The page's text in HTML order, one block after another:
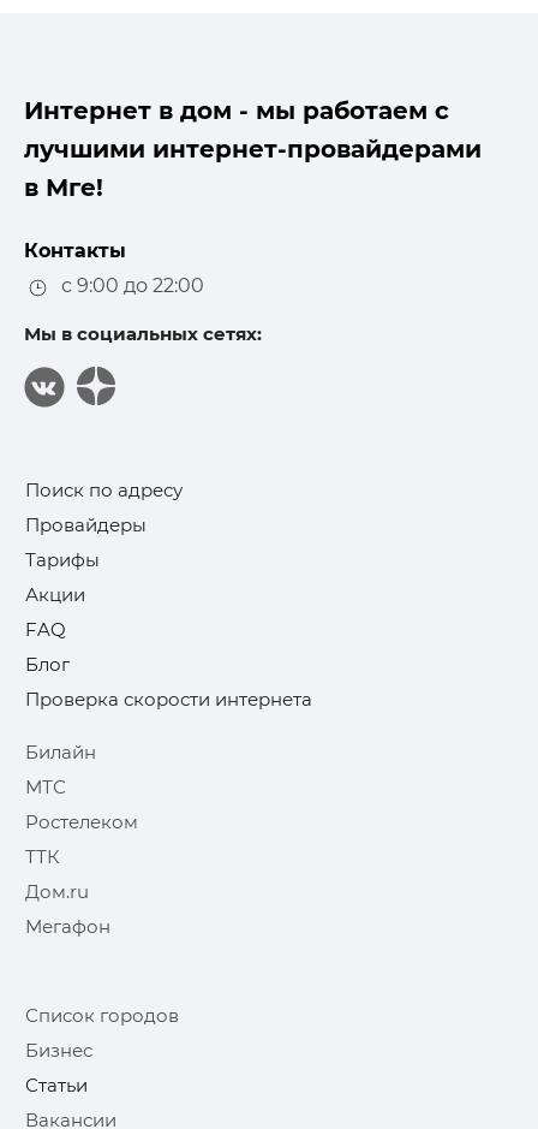
Интернет в дом - мы работаем с
лучшими интернет-провайдерами
в Мге!
Контакты
с 9:00 до 22:00
Мы в социальных сетях:
Поиск по адресу
Провайдеры
Тарифы
Акции
FAQ
Блог
Проверка скорости интернета
Билайн
МТС
Ростелеком
ТТК
Дом.ru
Мегафон
Список городов
Бизнес
Статьи
Вакансии